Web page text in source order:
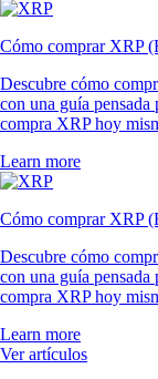
Cómo comprar XRP
Descubre cómo
con una guía pensada
compra XRP hoy
Learn more
Cómo comprar XRP
Descubre cómo
con una guía pensada
compra XRP hoy
Learn more
Ver artículos